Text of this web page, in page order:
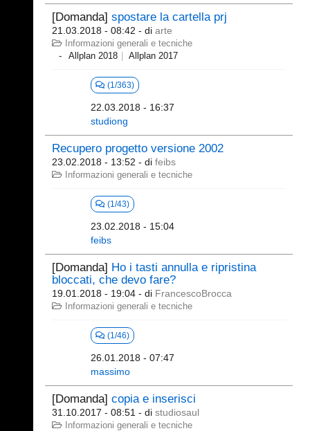
[Domanda] spostare la cartella prj
21.03.2018 - 08:42 - di arte
Informazioni generali e tecniche
Allplan 2018
Allplan 2017
(1/363)
22.03.2018 - 16:37
studiong
Recupero progetto versione 2002
23.02.2018 - 13:52 - di feibs
Informazioni generali e tecniche
(1/43)
23.02.2018 - 15:04
feibs
[Domanda] Ho i tasti annulla e ripristina
bloccati, che devo fare?
19.01.2018 - 19:04 - di FrancescoBrocca
Informazioni generali e tecniche
(1/46)
26.01.2018 - 07:47
massimo
[Domanda] copia e inserisci
31.10.2017 - 08:51 - di studiosaul
Informazioni generali e tecniche